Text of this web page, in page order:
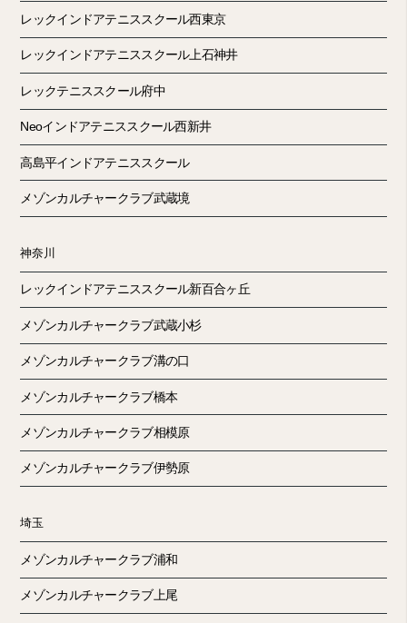
レックインドアテニススクール西東京
レックインドアテニススクール上石神井
レックテニススクール府中
Neoインドアテニススクール西新井
高島平インドアテニススクール
メゾンカルチャークラブ武蔵境
神奈川
レックインドアテニススクール新百合ヶ丘
メゾンカルチャークラブ武蔵小杉
メゾンカルチャークラブ溝の口
メゾンカルチャークラブ橋本
メゾンカルチャークラブ相模原
メゾンカルチャークラブ伊勢原
埼玉
メゾンカルチャークラブ浦和
メゾンカルチャークラブ上尾